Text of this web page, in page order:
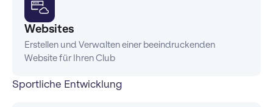
Websites
Erstellen und Verwalten einer beeindruckenden
Website für Ihren Club
Sportliche Entwicklung